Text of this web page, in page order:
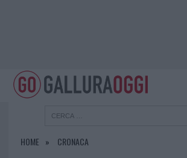
HOME CRONACA